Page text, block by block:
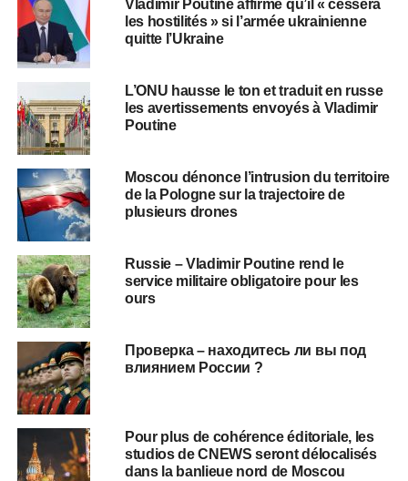
Vladimir Poutine affirme qu’il « cessera
les hostilités » si l’armée ukrainienne
quitte l’Ukraine
L’ONU hausse le ton et traduit en russe
les avertissements envoyés à Vladimir
Poutine
Moscou dénonce l’intrusion du territoire
de la Pologne sur la trajectoire de
plusieurs drones
Russie – Vladimir Poutine rend le
service militaire obligatoire pour les
ours
Проверка – находитесь ли вы под
влиянием России ?
Pour plus de cohérence éditoriale, les
studios de CNEWS seront délocalisés
dans la banlieue nord de Moscou